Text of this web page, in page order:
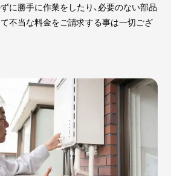
に勝手に作業をしたり、必要のない部品
不当な料金をご請求する事は一切ござ